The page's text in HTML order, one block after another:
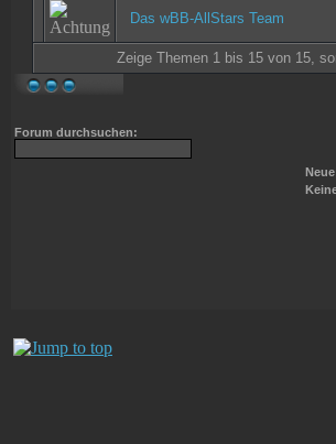
Das wBB-AllStars Team
Zeige Themen 1 bis 15 von 15,
Forum durchsuchen: